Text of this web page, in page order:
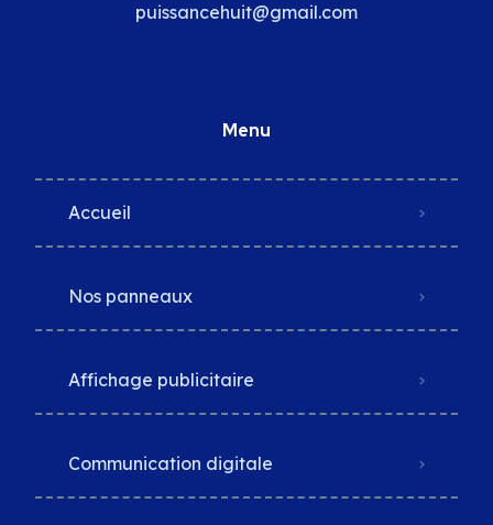
puissancehuit@gmail.com
Menu
Accueil
Nos panneaux
Affichage publicitaire
Communication digitale